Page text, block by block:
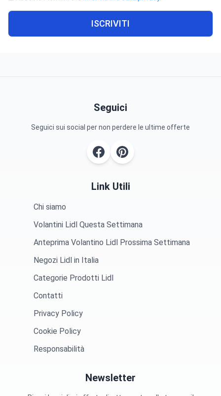
ISCRIVITI
Seguici
Seguici sui social per non perdere le ultime offerte
Link Utili
Chi siamo
Volantini Lidl Questa Settimana
Anteprima Volantino Lidl Prossima Settimana
Negozi Lidl in Italia
Categorie Prodotti Lidl
Contatti
Privacy Policy
Cookie Policy
Responsabilità
Newsletter